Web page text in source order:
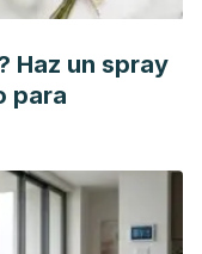
Haz un spray
para